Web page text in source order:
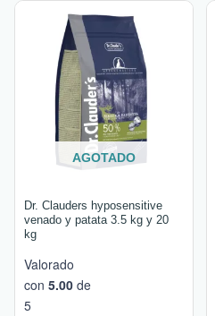
AGOTADO
Dr. Clauders hyposensitive
venado y patata 3.5 kg y 20
kg
Valorado
con 5.00 de
5
precios:
desde
S/140.00
hasta
S/462.00
Este
producto
múltiples
variantes.
opciones
en
página
producto